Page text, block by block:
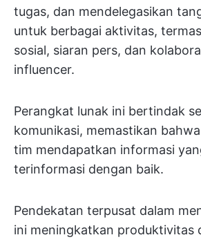
tugas, dan mendelegasikan
untuk berbagai aktivitas,
sosial, siaran pers, dan
influencer.
Perangkat lunak ini bertindak
komunikasi, memastikan
tim mendapatkan informasi
terinformasi dengan baik.
Pendekatan terpusat dalam
ini meningkatkan produktivitas